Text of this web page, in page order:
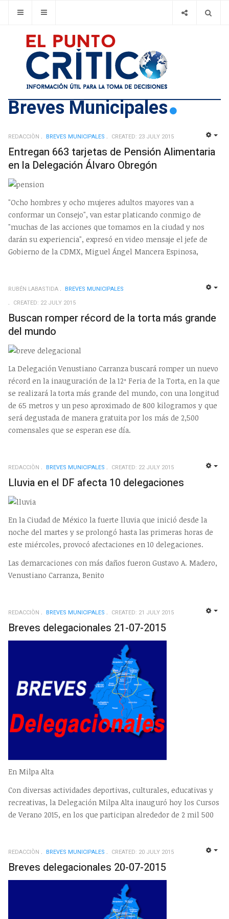
Breves Municipales
REDACCIÒN BREVES MUNICIPALES CREATED: 23 JULY 2015
Entregan 663 tarjetas de Pensión Alimentaria
en la Delegación Álvaro Obregón
"Ocho hombres y ocho mujeres adultos mayores van a
conformar un Consejo", van estar platicando conmigo de
"muchas de las acciones que tomamos en la ciudad y nos
darán su experiencia", expresó en video mensaje el jefe de
Gobierno de la CDMX, Miguel Ángel Mancera Espinosa,
RUBÉN LABASTIDA
BREVES MUNICIPALES
CREATED: 22 JULY 2015
Buscan romper récord de la torta más grande
del mundo
La Delegación Venustiano Carranza buscará romper un nuevo
récord en la inauguración de la 12ª Feria de la Torta, en la que
se realizará la torta más grande del mundo, con una longitud
de 65 metros y un peso aproximado de 800 kilogramos y que
será degustada de manera gratuita por los más de 2,500
comensales que se esperan ese día.
REDACCIÒN BREVES MUNICIPALES CREATED: 22 JULY 2015
Lluvia en el DF afecta 10 delegaciones
En la Ciudad de México la fuerte lluvia que inició desde la
noche del martes y se prolongó hasta las primeras horas de
este miércoles, provocó afectaciones en 10 delegaciones.
Las demarcaciones con más daños fueron Gustavo A. Madero,
Venustiano Carranza, Benito
REDACCIÒN BREVES MUNICIPALES CREATED: 21 JULY 2015
Breves delegacionales 21-07-2015
En Milpa Alta
Con diversas actividades deportivas, culturales, educativas y
recreativas, la Delegación Milpa Alta inauguró hoy los Cursos
de Verano 2015, en los que participan alrededor de 2 mil 500
REDACCIÒN BREVES MUNICIPALES CREATED: 20 JULY 2015
Breves delegacionales 20-07-2015